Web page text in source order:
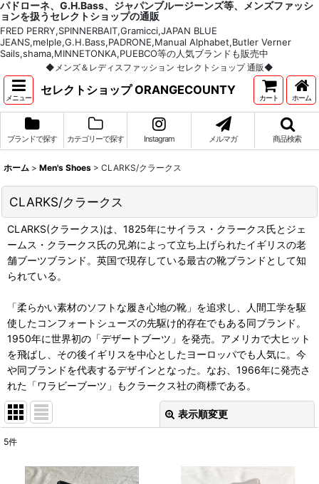
パドローネ、G.H.Bass、ジャパンブルージーンズ等、メンズファッシ
ョンを扱うセレクトショップの通販
FRED PERRY,SPINNERBAIT,Gramicci,JAPAN BLUE
JEANS,melple,G.H.Bass,PADRONE,Manual Alphabet,Butler Verner
Sails,shama,MINNETONKA,PUEBCO等の人気ブランドも販売中
◆メンズ＆レディスファッション セレクトショップ 通販◆
メニュー
セレクトショップ ORANGECOUNTY
カート ホーム
ブランドで探す カテゴリーで探す Instagram メルマガ 商品検索
ホーム > Men's Shoes > CLARKS/クラークス
CLARKS/クラークス
CLARKS(クラークス)は、1825年にサイラス・クラークス氏とジェ
ームス・クラークス氏の兄弟によって立ち上げられたイギリスの老
舗ブーツブランド。英国で現存している最古の靴ブランドとして知
られている。
「柔らかい素材のソフトな履き心地の靴」を追求し、人間工学を駆
使したコンフォートシューズの先駆け的存在でもある同ブランド。
1950年に世界初の「デザートブーツ」を発売。アメリカで大ヒット
を飛ばし、その後イギリスを中心としたヨーロッパでも人気に。今
や同ブランドを代表するデザインとなった。なお、1966年に発売さ
れた「ワラビーブーツ」もクラークス社の商標である。
表示順変更
5件